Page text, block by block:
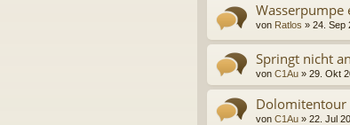
Wasserpumpe
von Ratlos » 24. Sep
Springt nicht an
von C1Au » 29. Okt
Dolomitentour
von C1Au » 22. Jul